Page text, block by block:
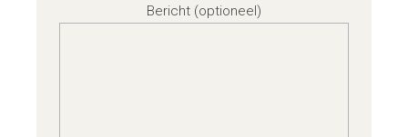
Bericht (optioneel)